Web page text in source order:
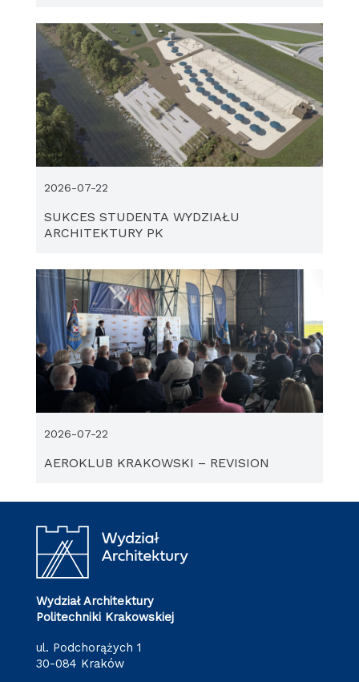
SUKCES STUDENTA WYDZIAŁU
ARCHITEKTURY PK
2026-07-22
AEROKLUB KRAKOWSKI – REVISION
2026-07-22
Wydział Architektury
Politechniki Krakowskiej
ul. Podchorążych 1
30-084 Kraków